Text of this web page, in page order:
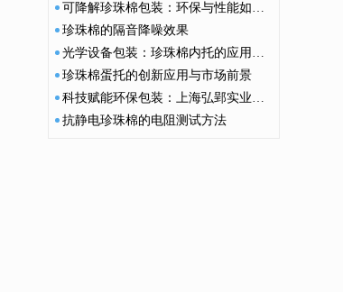
可降解珍珠棉包装：环保与性能如何兼得？
珍珠棉的隔音降噪效果
光学设备包装：珍珠棉内托的应用优势
珍珠棉蛋托的创新应用与市场前景
科技赋能环保包装：上海弘郢实业有限公司引领珍珠棉泡沫新潮流
抗静电珍珠棉的电阻测试方法